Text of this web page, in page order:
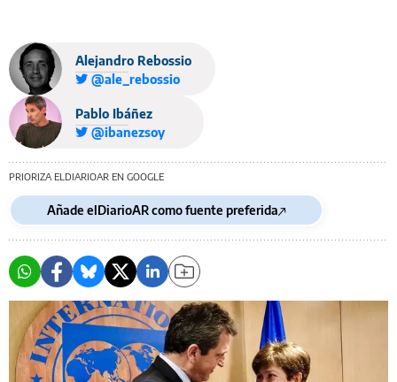
Alejandro Rebossio
@ale_rebossio
Pablo Ibáñez
@ibanezsoy
PRIORIZA ELDIARIOAR EN GOOGLE
Añade elDiarioAR como fuente preferida